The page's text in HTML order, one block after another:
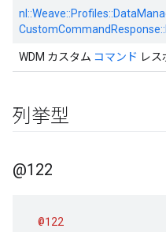
nl::Weave::Profiles::
CustomCommandResponse::
WDM カスタム コマンド レス
列挙型
@122
@122